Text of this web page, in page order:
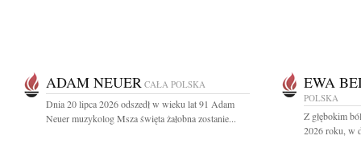
ADAM NEUER CAŁA POLSKA
Dnia 20 lipca 2026 odszedł w wieku lat 91 Adam
Neuer muzykolog Msza święta żałobna zostanie...
EWA
POLSKA
Z głębokim
2026 roku, w